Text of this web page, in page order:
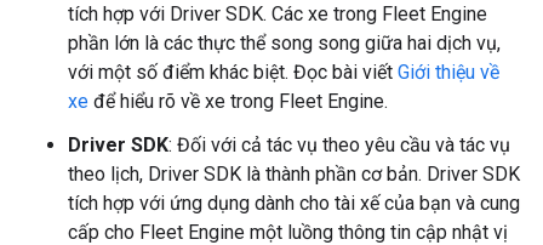
tích hợp với Driver SDK. Các xe trong Fleet Engine
phần lớn là các thực thể song song giữa hai dịch vụ,
với một số điểm khác biệt. Đọc bài viết Giới thiệu về
xe để hiểu rõ về xe trong Fleet Engine.
Driver SDK: Đối với cả tác vụ theo yêu cầu và tác vụ
theo lịch, Driver SDK là thành phần cơ bản. Driver SDK
tích hợp với ứng dụng dành cho tài xế của bạn và cung
cấp cho Fleet Engine một luồng thông tin cập nhật vị